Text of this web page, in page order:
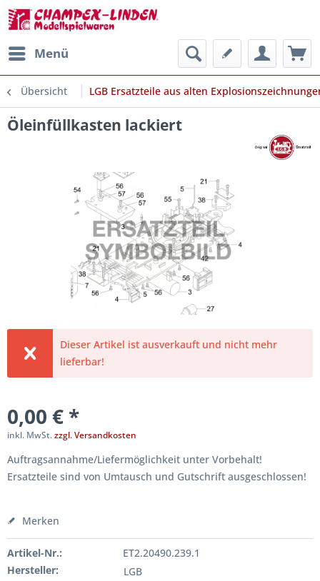
Menü
Übersicht LGB Ersatzteile aus alten
Öleinfüllkasten lackiert
Dieser Artikel ist ausverkauft und nicht mehr
lieferbar!
0,00 € *
inkl. MwSt.zzgl. Versandkosten
Auftragsannahme/Liefermöglichkeit unter Vorbehalt!
Ersatzteile sind von Umtausch und Gutschrift ausgeschlossen!
Merken
Artikel-Nr.:
ET2.20490.239.1
Hersteller:
LGB